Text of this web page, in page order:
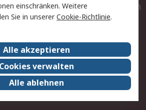
Elektrogeräte/Batterien
RS weltweit
Nachhaltigkeit
ZertifikatePresse-Center
einschränken. Weitere
Sie in unsererCookie-Richtlinie.
Alle akzeptieren
Cookies verwalten
Alle ablehnen